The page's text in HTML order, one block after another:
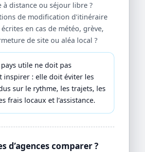
à distance ou séjour libre ?
de modification d'itinéraire
en cas de météo, grève,
de site ou aléa local ?
utile ne doit pas
inspirer : elle doit éviter les
sur le rythme, les trajets, les
frais locaux et l’assistance.
d’agences comparer ?